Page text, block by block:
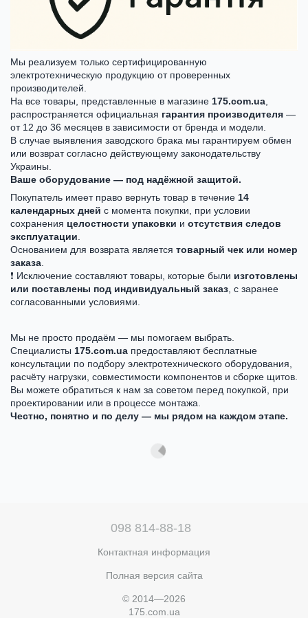
Мы реализуем только сертифицированную
электротехническую продукцию от проверенных
производителей.
На все товары, представленные в магазине 175.com.ua,
распространяется официальная гарантия производителя —
от 12 до 36 месяцев в зависимости от бренда и модели.
В случае выявления заводского брака мы гарантируем обмен
или возврат согласно действующему законодательству
Украины.
Ваше оборудование — под надёжной защитой.
Покупатель имеет право вернуть товар в течение 14
календарных дней с момента покупки, при условии
сохранения целостности упаковки и отсутствия следов
эксплуатации.
Основанием для возврата является товарный чек или номер
заказа.
❗ Исключение составляют товары, которые были изготовлены
или поставлены под индивидуальный заказ, с заранее
согласованными условиями.
Мы не просто продаём — мы помогаем выбрать.
Специалисты 175.com.ua предоставляют бесплатные
консультации по подбору электротехнического оборудования,
расчёту нагрузки, совместимости компонентов и сборке щитов.
Вы можете обратиться к нам за советом перед покупкой, при
проектировании или в процессе монтажа.
Честно, понятно и по делу — мы рядом на каждом этапе.
098 814-88-18
Контактная информация
Полная версия сайта
© 2014—2026
175.com.ua